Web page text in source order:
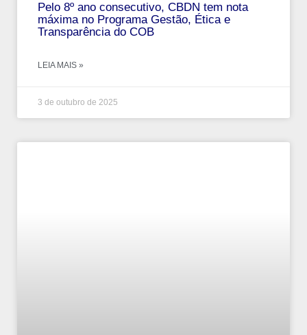
Pelo 8º ano consecutivo, CBDN tem nota
máxima no Programa Gestão, Ética e
Transparência do COB
LEIA MAIS »
3 de outubro de 2025